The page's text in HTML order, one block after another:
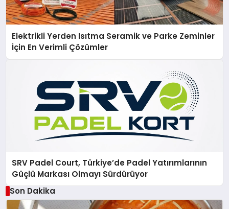
Elektrikli Yerden Isıtma Seramik ve Parke Zeminler
İçin En Verimli Çözümler
SRV Padel Court, Türkiye’de Padel Yatırımlarının
Güçlü Markası Olmayı Sürdürüyor
Son Dakika